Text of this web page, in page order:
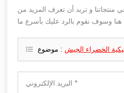
منتجاتنا و تريد أن تعرف المزيد من
وسوف نقوم بالرد عليك بأسرع ما
موضوع : الخضراء الجيش